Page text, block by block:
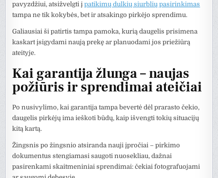
pavyzdžiui, atsižvelgti įpatikimų dulkių siurblių pasirinkimas
tampa ne tik kokybės, bet ir atsakingo pirkėjo sprendimu.
Galiausiai ši patirtis tampa pamoka, kurią daugelis prisimena
kaskart įsigydami naują prekę ar planuodami jos priežiūrą
ateityje.
Kai garantija žlunga – naujas
požiūris ir sprendimai ateičiai
Po nusivylimo, kai garantija tampa bevertė dėl prarasto čekio,
daugelis pirkėjų ima ieškoti būdų, kaip išvengti tokių situacijų
kitą kartą.
Žingsnis po žingsnio atsiranda nauji įpročiai – pirkimo
dokumentus stengiamasi saugoti nuosekliau, dažnai
pasirenkami skaitmeniniai sprendimai: čekiai fotografuojami